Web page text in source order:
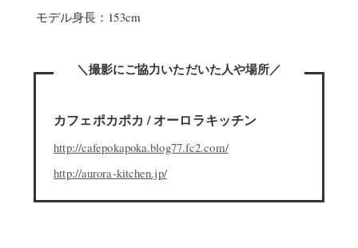
モデル身長：153cm
＼撮影にご協力いただいた人や場所／
カフェポカポカ / オーロラキッチン
http://cafepokapoka.blog77.fc2.com/
http://aurora-kitchen.jp/